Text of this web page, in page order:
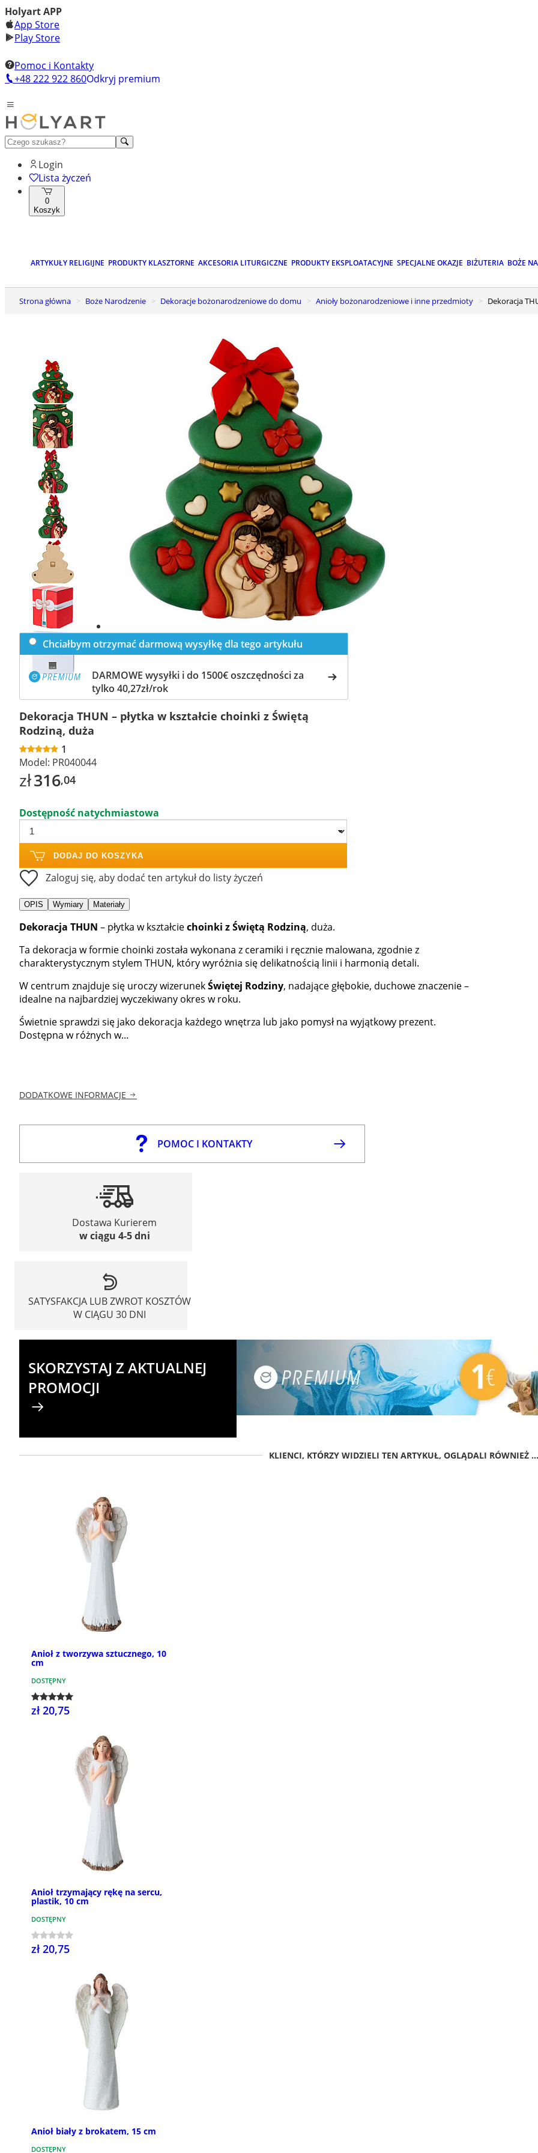
Holyart APP
App Store
Play Store
Pomoc i Kontakty
+48 222 922 860Odkryj premium
Login
Lista życzeń
0
Koszyk
ARTYKUŁY RELIGIJNE PRODUKTY KLASZTORNE AKCESORIA LITURGICZNE PRODUKTY EKSPLOATACYJNE SPECJALNE OKAZJE BIŻUTERIA BOŻE
Strona główna Boże Narodzenie Dekoracje bożonarodzeniowe do domu Anioły bożonarodzeniowe i inne przedmioty Dekoracja
Previous
slide
Next
slide
Chciałbym otrzymać darmową wysyłkę dla tego artykułu
DARMOWE wysyłki i do 1500€ oszczędności za
tylko 40,27zł/rok
Dekoracja THUN – płytka w kształcie choinki z Świętą
Rodziną, duża
1
Model: PR040044
zł316,04
Dostępność natychmiastowa
DODAJ DO KOSZYKA
Zaloguj się, aby dodać ten artykuł do listy życzeń
OPIS Wymiary Materiały
Dekoracja THUN – płytka w kształciechoinki z Świętą Rodziną, duża.
Ta dekoracja w formie choinki została wykonana z ceramiki i ręcznie malowana, zgodnie z
charakterystycznym stylem THUN, który wyróżnia się delikatnością linii i harmonią detali.
W centrum znajduje się uroczy wizerunekŚwiętej Rodziny, nadające głębokie, duchowe znaczenie –
idealne na najbardziej wyczekiwany okres w roku.
Świetnie sprawdzi się jako dekoracja każdego wnętrza lub jako pomysł na wyjątkowy prezent.
Dostępna w różnych w...
DODATKOWE INFORMACJE
POMOC I KONTAKTY
Dostawa Kurierem
w ciągu 4-5 dni
SATYSFAKCJA LUB ZWROT KOSZTÓW
W CIĄGU 30 DNI
SKORZYSTAJ Z AKTUALNEJ
PROMOCJI
KLIENCI, KTÓRZY WIDZIELI TEN ARTYKUŁ, OGLĄDALI RÓWNIEŻ ...
Anioł z tworzywa sztucznego, 10
cm
DOSTĘPNY
zł 20,75
Anioł trzymający rękę na sercu,
plastik, 10 cm
DOSTĘPNY
zł 20,75
Anioł biały z brokatem, 15 cm
DOSTĘPNY